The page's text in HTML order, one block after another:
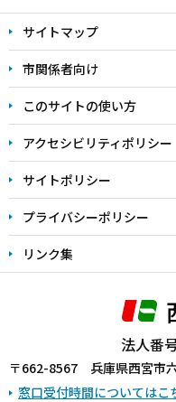
サイトマップ
市関係者向け
このサイトの使い方
アクセシビリティポリシー
サイトポリシー
プライバシーポリシー
リンク集
法人番
〒662-8567 兵庫県西宮市
窓口受付時間についてはこ